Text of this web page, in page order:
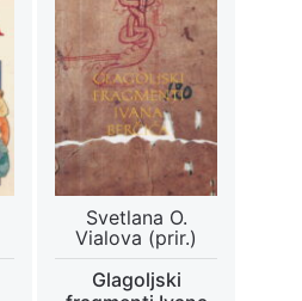
Svetlana O.
Vialova (prir.)
Glagoljski